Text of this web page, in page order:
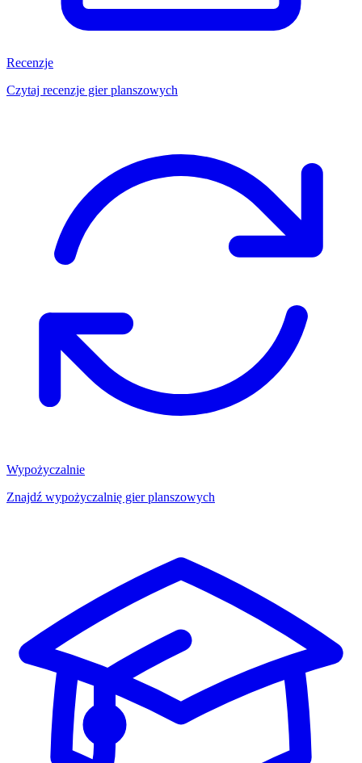
Recenzje
Czytaj recenzje gier planszowych
Wypożyczalnie
Znajdź wypożyczalnię gier planszowych